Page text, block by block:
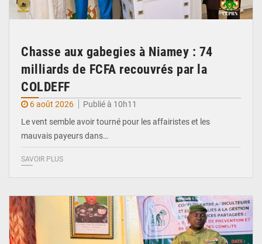
Chasse aux gabegies à Niamey : 74
milliards de FCFA recouvrés par la
COLDEFF
6 août 2026
Publié à 10h11
Le vent semble avoir tourné pour les affairistes et les
mauvais payeurs dans…
SAVOIR PLUS